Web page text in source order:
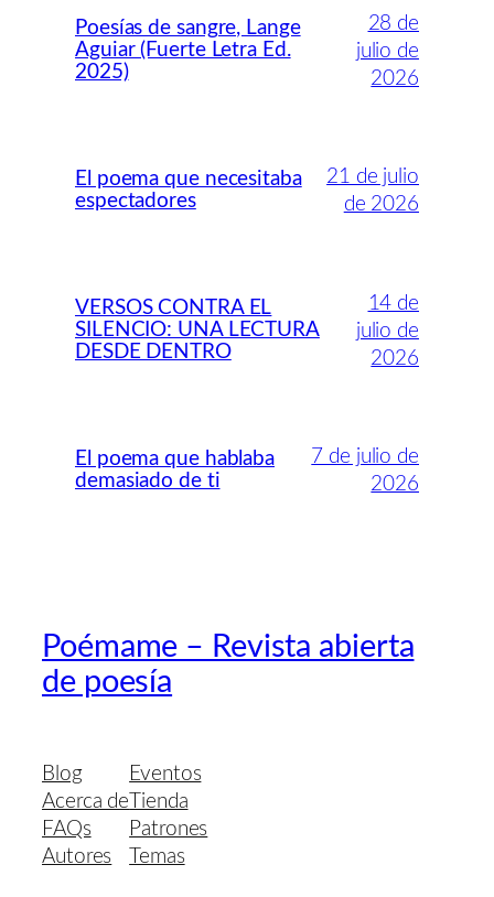
Poesías de sangre, Lange
Aguiar (Fuerte Letra Ed.
2025)
28 de
julio de
2026
El poema que necesitaba
espectadores
21 de julio
de 2026
VERSOS CONTRA EL
SILENCIO: UNA LECTURA
DESDE DENTRO
14 de
julio de
2026
El poema que hablaba
demasiado de ti
7 de julio de
2026
Poémame – Revista abierta
de poesía
Blog
Acerca de
FAQs
Autores
Eventos
Tienda
Patrones
Temas